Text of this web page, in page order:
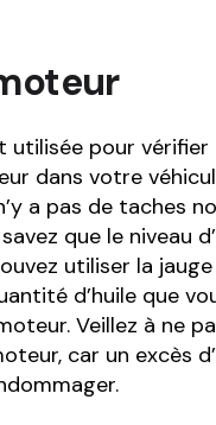
utilisée pour vérifier
dans votre
a pas de taches
que le niveau
utiliser la
d’huile que
Veillez à ne
car un excès